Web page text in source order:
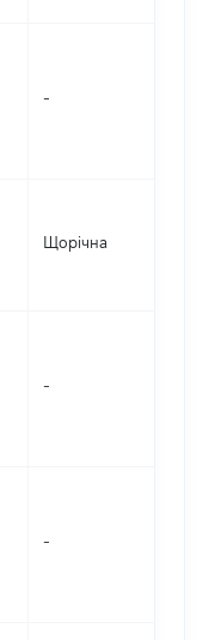
-
Щорічна
-
-